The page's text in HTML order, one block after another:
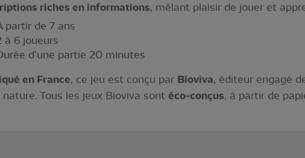
riches en informations, mêlant plaisir de jouer et
partir de 7 ans
à 6 joueurs
d'une partie 20 minutes
en France, ce jeu est conçu par Bioviva, éditeur engagé
nature. Tous les jeux Bioviva sont éco-conçus, à partir de